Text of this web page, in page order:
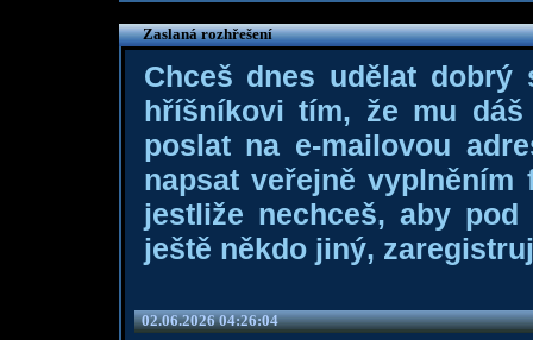
Zaslaná rozhřešení
Chceš dnes udělat dobrý
hříšníkovi tím, že mu
poslat na e-mailovou
napsat veřejně
jestliže nechceš, aby
ještě někdo jiný,
02.06.2026 04:26:04